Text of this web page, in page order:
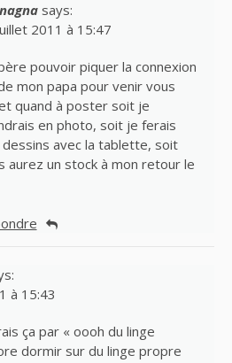
says:
2011 à 15:47
pouvoir piquer la connexion
mon papa pour venir vous
quand à poster soit je
en photo, soit je ferais
avec la tablette, soit
aurez un stock à mon retour le
à 15:43
ça par « oooh du linge
dormir sur du linge propre